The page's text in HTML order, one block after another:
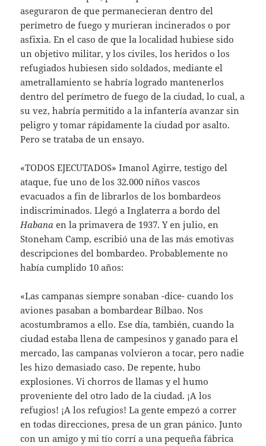
aseguraron de que permanecieran dentro del
perímetro de fuego y murieran incinerados o por
asfixia. En el caso de que la localidad hubiese sido
un objetivo militar,y los civiles, los heridos o los
refugiados hubiesen sido soldados, mediante el
ametrallamiento se habría logrado mantenerlos
dentro del perímetro de fuego de la ciudad, lo cual, a
su vez, habría permitido a la infantería avanzar sin
peligro y tomar rápidamente la ciudad por asalto.
Pero se trataba de un ensayo.
«TODOS EJECUTADOS» Imanol Agirre, testigo del
ataque, fue uno de los 32.000 niños vascos
evacuados a fin de librarlos de los bombardeos
indiscriminados. Llegó a Inglaterra a bordo del
Habana en la primavera de 1937. Y en julio, en
Stoneham Camp, escribió una de las más emotivas
descripciones del bombardeo. Probablemente no
había cumplido 10 años:
«Las campanas siempre sonaban -dice- cuando los
aviones pasaban a bombardear Bilbao. Nos
acostumbramos a ello. Ese día, también, cuando la
ciudad estaba llena de campesinos y ganado para el
mercado, las campanas volvieron a tocar, pero nadie
les hizo demasiado caso. De repente, hubo
explosiones. Vi chorros de llamas y el humo
proveniente del otro lado de la ciudad. ¡A los
refugios! ¡A los refugios! La gente empezó a correr
en todas direcciones, presa de un gran pánico. Junto
con un amigo y mi tío corrí a una pequeña fábrica